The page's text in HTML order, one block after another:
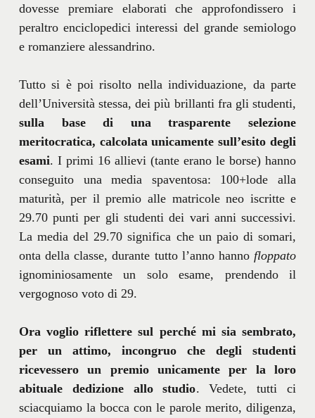
dovesse premiare elaborati che approfondissero i
peraltro enciclopedici interessi del grande semiologo
e romanziere alessandrino.
Tutto si è poi risolto nella individuazione, da parte
dell’Università stessa, dei più brillanti fra gli studenti,
sulla base di una trasparente selezione
meritocratica, calcolata unicamente sull’esito degli
esami. I primi 16 allievi (tante erano le borse) hanno
conseguito una media spaventosa: 100+lode alla
maturità, per il premio alle matricole neo iscritte e
29.70 punti per gli studenti dei vari anni successivi.
La media del 29.70 significa che un paio di somari,
onta della classe, durante tutto l’anno hanno floppato
ignominiosamente un solo esame, prendendo il
vergognoso voto di 29.
Ora voglio riflettere sul perché mi sia sembrato,
per un attimo, incongruo che degli studenti
ricevessero un premio unicamente per la loro
abituale dedizione allo studio. Vedete, tutti ci
sciacquiamo la bocca con le parole merito, diligenza,